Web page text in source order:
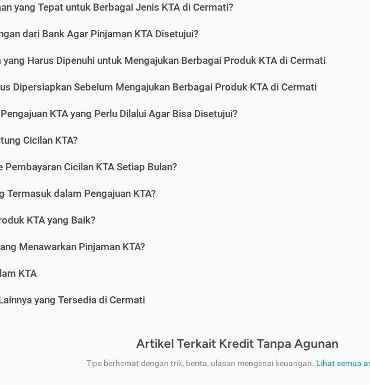
yang Tepat untuk Berbagai Jenis KTA di Cermati?
dari Bank Agar Pinjaman KTA Disetujui?
Harus Dipenuhi untuk Mengajukan Berbagai Produk KTA di Cermati
Dipersiapkan Sebelum Mengajukan Berbagai Produk KTA di Cermati
KTA yang Perlu Dilalui Agar Bisa Disetujui?
Cicilan KTA?
Cicilan KTA Setiap Bulan?
Termasuk dalam Pengajuan KTA?
KTA yang Baik?
Menawarkan Pinjaman KTA?
KTA
yang Tersedia di Cermati
Artikel Terkait Kredit Tanpa Agunan
Tips berhemat dengan trik, berita, ulasan mengenai keuangan. Lihat semua